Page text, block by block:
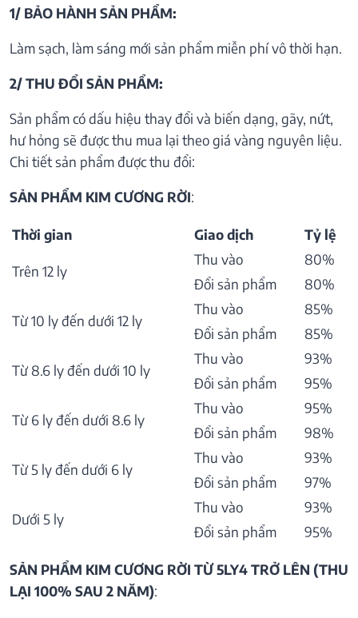
1/ BẢO HÀNH SẢN PHẨM:
Làm sạch, làm sáng mới sản phẩm miễn phí vô thời hạn.
2/ THU ĐỔI SẢN PHẨM:
Sản phẩm có dấu hiệu thay đổi và biến dạng, gãy, nứt,
hư hỏng sẽ được thu mua lại theo giá vàng nguyên liệu.
Chi tiết sản phẩm được thu đổi:
SẢN PHẨM KIM CƯƠNG RỜI:
Thời gian Giao dịch Tỷ lệ
Trên 12 ly
Thu vào
80%
Đổi sản phẩm
80%
Từ 10 ly đến dưới 12 ly
Thu vào
85%
Đổi sản phẩm
85%
Từ 8.6 ly đến dưới 10 ly
Thu vào
93%
Đổi sản phẩm
95%
Từ 6 ly đến dưới 8.6 ly
Thu vào
95%
Đổi sản phẩm
98%
Từ 5 ly đến dưới 6 ly
Thu vào
93%
Đổi sản phẩm
97%
Dưới 5 ly
Thu vào
93%
Đổi sản phẩm
95%
SẢN PHẨM KIM CƯƠNG RỜI TỪ 5LY4 TRỞ LÊN (THU
LẠI 100% SAU 2 NĂM):